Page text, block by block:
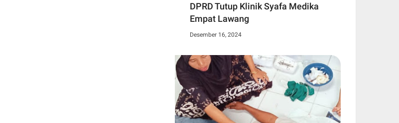
DPRD Tutup Klinik Syafa Medika
Empat Lawang
Desember 16, 2024